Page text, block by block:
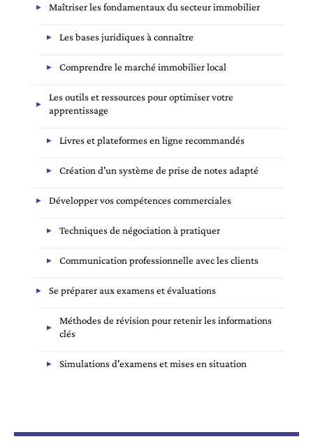
Maîtriser les fondamentaux du secteur immobilier
Les bases juridiques à connaître
Comprendre le marché immobilier local
Les outils et ressources pour optimiser votre
apprentissage
Livres et plateformes en ligne recommandés
Création d'un système de prise de notes adapté
Développer vos compétences commerciales
Techniques de négociation à pratiquer
Communication professionnelle avec les clients
Se préparer aux examens et évaluations
Méthodes de révision pour retenir les informations
clés
Simulations d'examens et mises en situation